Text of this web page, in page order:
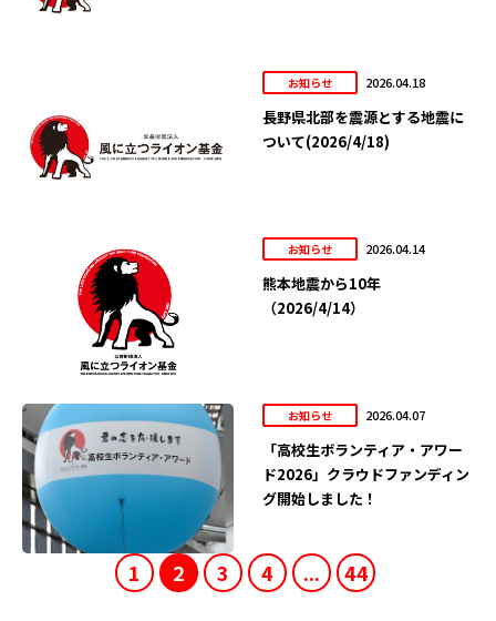
お知らせ 2026.04.18
長野県北部を震源とする地震に
ついて(2026/4/18)
お知らせ 2026.04.14
熊本地震から10年
（2026/4/14）
お知らせ 2026.04.07
「高校生ボランティア・アワー
ド2026」クラウドファンディン
グ開始しました！
1 2 3 4 ... 44